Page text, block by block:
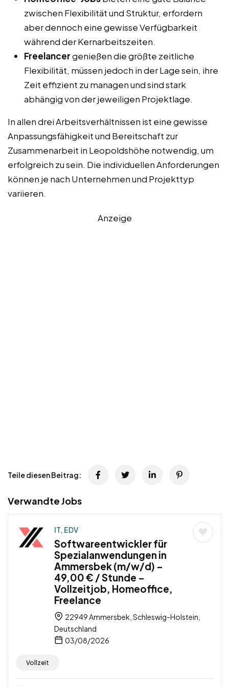
zwischen Flexibilität und Struktur, erfordern
aber dennoch eine gewisse Verfügbarkeit
während der Kernarbeitszeiten.
Freelancergenießen die größte zeitliche
Flexibilität, müssen jedoch in der Lage sein, ihre
Zeit effizient zu managen und sind stark
abhängig von der jeweiligen Projektlage.
In allen drei Arbeitsverhältnissen ist eine gewisse
Anpassungsfähigkeit und Bereitschaft zur
Zusammenarbeit in Leopoldshöhe notwendig, um
erfolgreich zu sein. Die individuellen Anforderungen
können je nach Unternehmen und Projekttyp
variieren.
Anzeige
Teile diesen Beitrag:
Verwandte Jobs
IT, EDV
Softwareentwickler für
Spezialanwendungen in
Ammersbek (m/w/d) –
49,00 € / Stunde –
Vollzeitjob, Homeoffice,
Freelance
22949 Ammersbek, Schleswig-Holstein,
Deutschland
03/08/2026
Vollzeit